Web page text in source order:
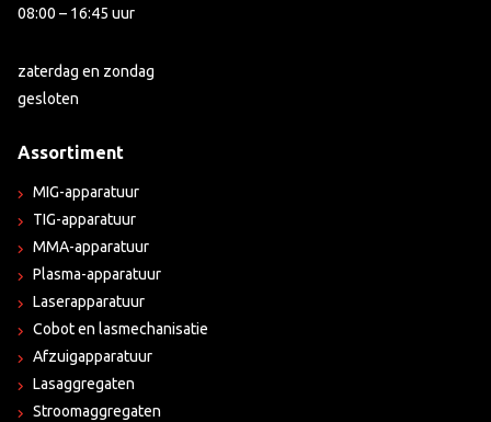
08:00 – 16:45 uur
zaterdag en zondag
gesloten
Assortiment
MIG-apparatuur
TIG-apparatuur
MMA-apparatuur
Plasma-apparatuur
Laserapparatuur
Cobot en lasmechanisatie
Afzuigapparatuur
Lasaggregaten
Stroomaggregaten